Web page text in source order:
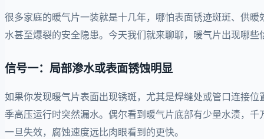
很多家庭的暖气片一装就是十几年，哪怕表面锈迹斑斑、供
水甚至爆裂的安全隐患。今天我们就来聊聊，暖气片出现哪
信号一：局部渗水或表面锈蚀明显
如果你发现暖气片表面出现锈斑，尤其是焊缝处或管口连接
季高压运行时突然漏水。偶尔看到暖气片底部有少量水渍，
一旦失效，腐蚀速度远比肉眼看到的更快。